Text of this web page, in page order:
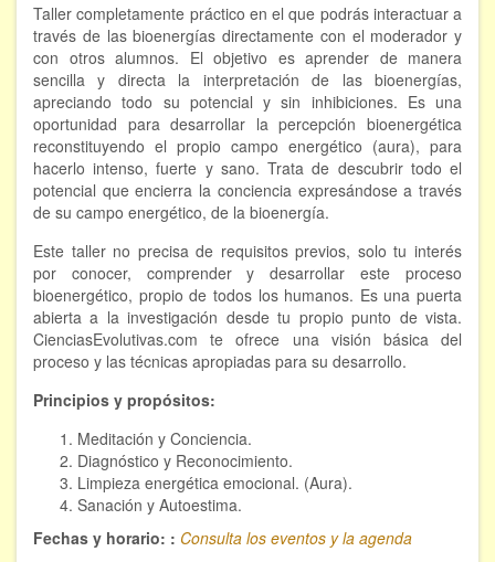
FORMACIÓN
Viaje Astral, Evolución de la conciencia
Bioenergía Cuántica Evolutiva
Limpieza de las energías - - Próximamente TALLER
PRÁCTICO
NOTICIAS Y ENTREVISTAS
TERAPIAS
Aura y energías. Limpieza
Hipnosis clínica
Hipnosis proyectiva
Taller completamente práctico en el que podrás interactuar a
través de las bioenergías directamente con el moderador y
con otros alumnos. El objetivo es aprender de manera
sencilla y directa la interpretación de las bioenergías,
apreciando todo su potencial y sin inhibiciones. Es una
oportunidad para desarrollar la percepción bioenergética
reconstituyendo el propio campo energético (aura), para
hacerlo intenso, fuerte y sano. Trata de descubrir todo el
potencial que encierra la conciencia expresándose a través
de su campo energético, de la bioenergía.
Este taller no precisa de requisitos previos, solo tu interés
por conocer, comprender y desarrollar este proceso
bioenergético, propio de todos los humanos. Es una puerta
abierta a la investigación desde tu propio punto de vista.
CienciasEvolutivas.com te ofrece una visión básica del
proceso y las técnicas apropiadas para su desarrollo.
Principios y propósitos:
Meditación y Conciencia.
Diagnóstico y Reconocimiento.
Limpieza energética emocional. (Aura).
Sanación y Autoestima.
Fechas y horario: : Consulta los eventos y la agenda